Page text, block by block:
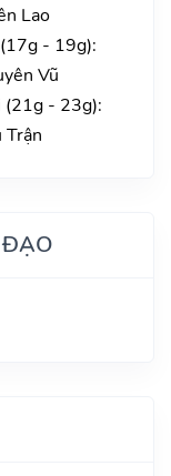
Lao
- 19g):
Vũ
(21g - 23g):
Trận